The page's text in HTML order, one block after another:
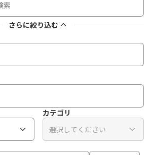
さらに絞り込む
カテゴリ
選択してください